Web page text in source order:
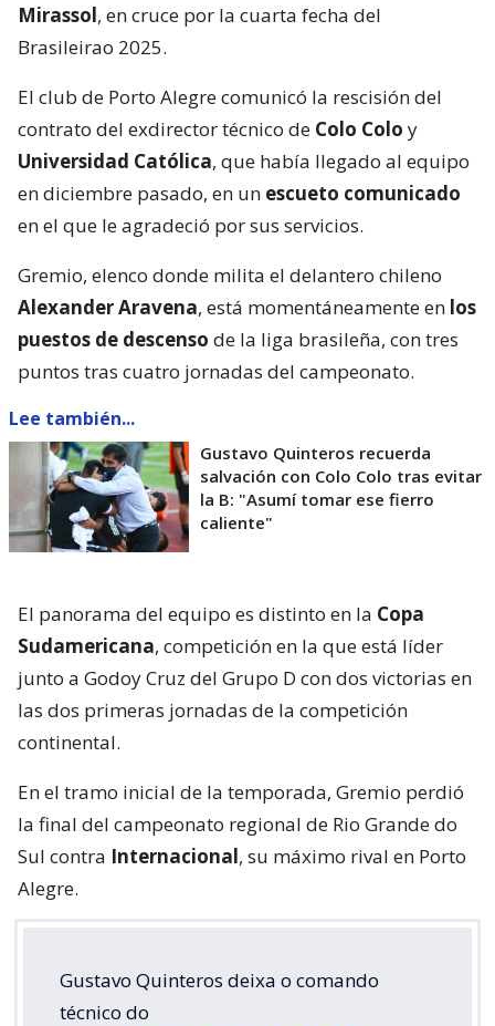
Mirassol, en cruce por la cuarta fecha del
Brasileirao 2025.
El club de Porto Alegre comunicó la rescisión del
contrato del exdirector técnico de Colo Colo y
Universidad Católica, que había llegado al equipo
en diciembre pasado, en un escueto comunicado
en el que le agradeció por sus servicios.
Gremio, elenco donde milita el delantero chileno
Alexander Aravena, está momentáneamente en los
puestos de descenso de la liga brasileña, con tres
puntos tras cuatro jornadas del campeonato.
Lee también...
Gustavo Quinteros recuerda
salvación con Colo Colo tras evitar
la B: "Asumí tomar ese fierro
caliente"
El panorama del equipo es distinto en la Copa
Sudamericana, competición en la que está líder
junto a Godoy Cruz del Grupo D con dos victorias en
las dos primeras jornadas de la competición
continental.
En el tramo inicial de la temporada, Gremio perdió
la final del campeonato regional de Rio Grande do
Sul contra Internacional, su máximo rival en Porto
Alegre.
Gustavo Quinteros deixa o comando
técnico do